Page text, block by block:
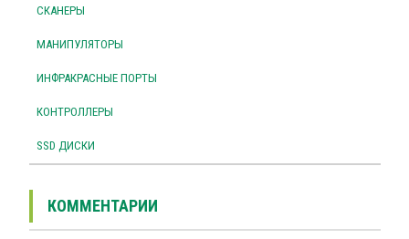
СКАНЕРЫ
МАНИПУЛЯТОРЫ
ИНФРАКРАСНЫЕ ПОРТЫ
КОНТРОЛЛЕРЫ
SSD ДИСКИ
КОММЕНТАРИИ